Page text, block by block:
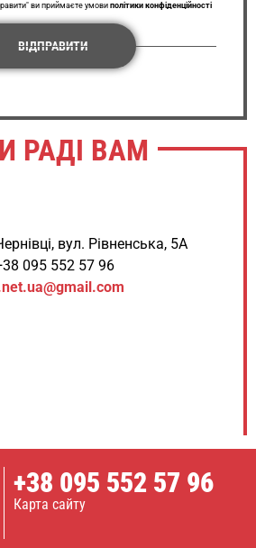
ви приймаєте умови політики конфіденційності
ВІДПРАВИТИ
РАДІ ВАМ
вул. Рівненська, 5А
095 552 57 96
+38 095 552 57 96
Карта сайту